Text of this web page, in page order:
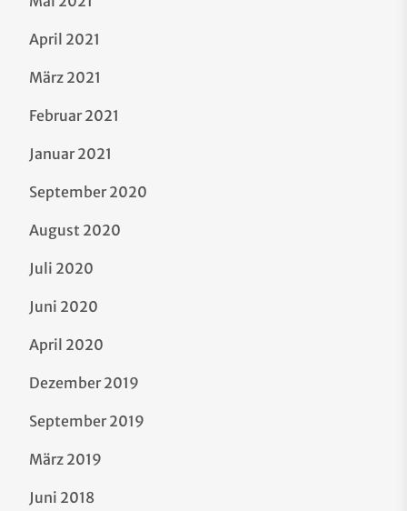
April 2021
März 2021
Februar 2021
Januar 2021
September 2020
August 2020
Juli 2020
Juni 2020
April 2020
Dezember 2019
September 2019
März 2019
Juni 2018